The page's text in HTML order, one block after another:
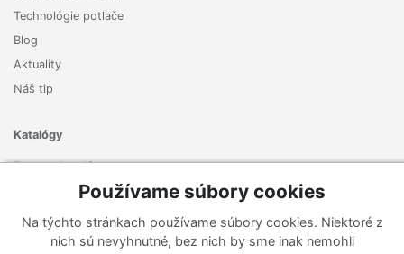
Technológie potlače
Blog
Aktuality
Náš tip
Katalógy
Zoznam katalógov
Zaregistrujte sa k odberu nášho newslettera a nenechajte si
Používame súbory cookies
Na týchto stránkach používame súbory cookies. Niektoré z
nich sú nevyhnutné, bez nich by sme inak nemohli